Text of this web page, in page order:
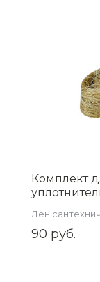
Комплект
Лен
90 руб.